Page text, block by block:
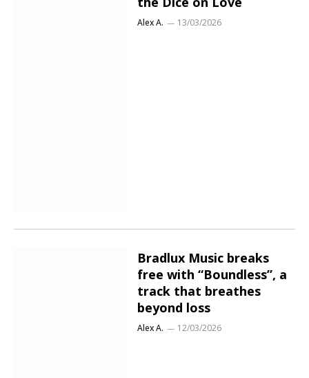
Alex A. 13/03/2026
Bradlux Music breaks
free with “Boundless”, a
track that breathes
beyond loss
Alex A. 12/03/2026